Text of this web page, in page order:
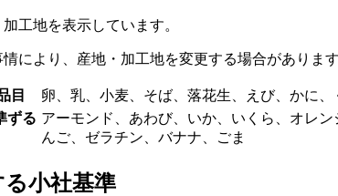
工地を表示しています。
により、産地・加工地を変更する場合があります
目
卵、乳、小麦、そば、落花生、えび、かに
ずる アーモンド、あわび、いか、いくら、オレ
んご、ゼラチン、バナナ、ごま
小社基準